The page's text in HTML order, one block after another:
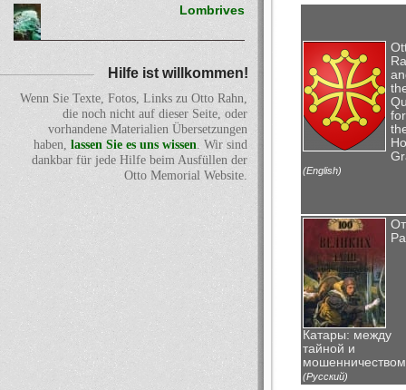
for
(English)
Катары: между
тайной и
мошенничеством
(Русский)
Lombrives
Hilfe ist willkommen!
Wenn Sie Texte, Fotos, Links zu Otto Rahn,
die noch nicht auf dieser Seite, oder
vorhandene Materialien Übersetzungen
haben, lassen Sie es uns wissen. Wir sind
dankbar für jede Hilfe beim Ausfüllen der
Otto Memorial Website.